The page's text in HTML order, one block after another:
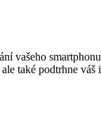
vašeho
také podtrhne